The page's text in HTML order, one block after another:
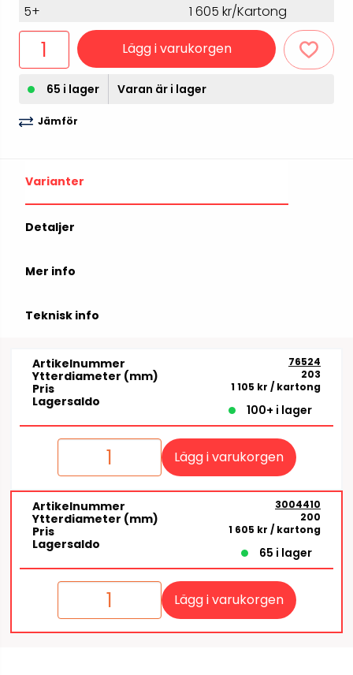
5+
1 605 kr/Kartong
Lägg i varukorgen
65 i lager Varan är i lager
Jämför
Varianter
Detaljer
Mer info
Teknisk info
Artikelnummer 76524
Ytterdiameter (mm) 203
Pris 1 105 kr / kartong
Lagersaldo
100+ i lager
Lägg i varukorgen
Artikelnummer 3004410
Ytterdiameter (mm) 200
Pris 1 605 kr / kartong
Lagersaldo
65 i lager
Lägg i varukorgen